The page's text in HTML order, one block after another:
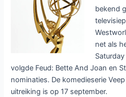
bekend
net als
volgde Feud: Bette And Joan en
nominaties. De komedieserie
uitreiking is op 17 september.